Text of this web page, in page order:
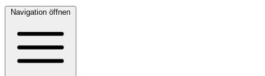
Navigation öffnen